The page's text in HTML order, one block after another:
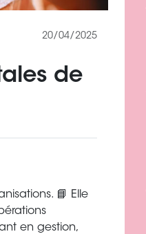
20/04/2025
de
📘 Elle
en gestion,